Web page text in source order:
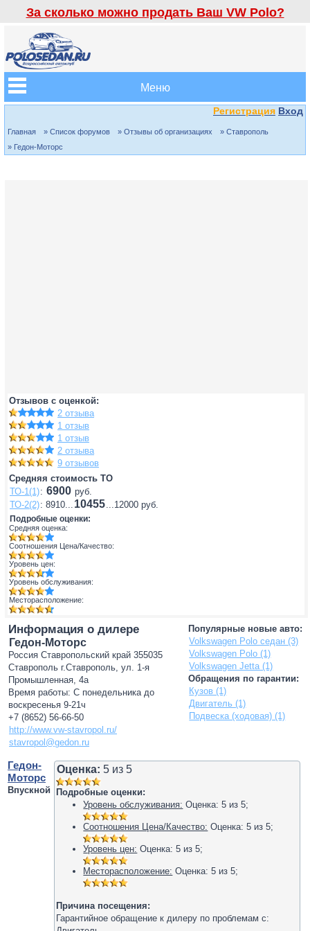
За сколько можно продать Ваш VW Polo?
Меню
Регистрация Вход
Главная » Список форумов » Отзывы об организациях
» Ставрополь
» Гедон-Моторс
Отзывов с оценкой:
2 отзыва
1 отзыв
1 отзыв
2 отзыва
9 отзывов
Средняя стоимость ТО
ТО-1(1): 6900 руб.
ТО-2(2): 8910... 10455...12000 руб.
Подробные оценки:
Средняя оценка:
Соотношения Цена/Качество:
Уровень цен:
Уровень обслуживания:
Месторасположение:
Популярные новые авто:
Volkswagen Polo седан (3)
Volkswagen Polo (1)
Volkswagen Jetta (1)
Обращения по гарантии:
Кузов (1)
Двигатель (1)
Подвеска (ходовая) (1)
Информация о дилере
Гедон-Моторс
Россия Ставропольский край 355035
Ставрополь г.Ставрополь, ул. 1-я
Промышленная, 4а
Время работы: С понедельника до
воскресенья 9-21ч
+7 (8652) 56-66-50
http://www.vw-stavropol.ru/
stavropol@gedon.ru
Оценка: 5 из5
Подробные оценки:
Уровень обслуживания: Оценка:5 из5;
Соотношения Цена/Качество: Оценка:5 из5;
Уровень цен: Оценка:5 из5;
Месторасположение: Оценка:5 из5;
Причина посещения:
Гарантийное обращение к дилеру по проблемам с:
Гедон-
Моторс
Впускной